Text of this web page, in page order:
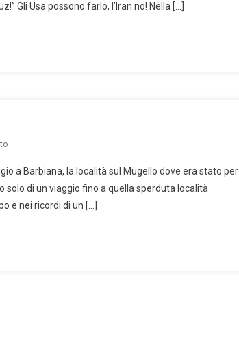
Gli Usa possono farlo, l’Iran no! Nella […]
pellegrinaggio
a
Barbiana
a Barbiana, la località sul Mugello dove era stato per
di un viaggio fino a quella sperduta località
e nei ricordi di un […]